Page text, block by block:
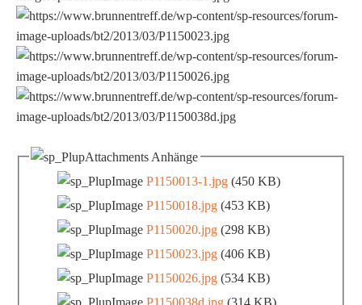
Anhänge
P1150013-1.jpg (450 KB)
P1150018.jpg (453 KB)
P1150020.jpg (298 KB)
P1150023.jpg (406 KB)
P1150026.jpg (534 KB)